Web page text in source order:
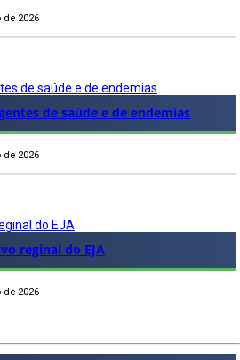
de 2026
de saúde e de endemias
de saúde e de endemias
de 2026
do EJA
reginal do EJA
de 2026